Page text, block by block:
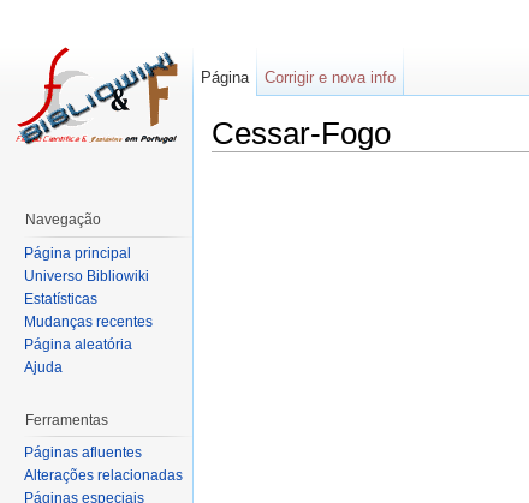
Cessar-Fogo
Página Corrigir e nova info
Navegação
Página principal
Universo Bibliowiki
Estatísticas
Mudanças recentes
Página aleatória
Ajuda
Ferramentas
Páginas afluentes
Alterações relacionadas
Páginas especiais